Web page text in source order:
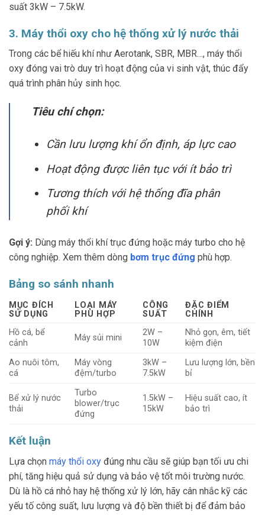
suất 3kW – 7.5kW.
3. Máy thổi oxy cho hệ thống xử lý nước thải
Trong các bể hiếu khí như Aerotank, SBR, MBR…, máy thổi
oxy đóng vai trò duy trì hoạt động của vi sinh vật, thúc đẩy
quá trình phân hủy sinh học.
Tiêu chí chọn:
Cần lưu lượng khí ổn định, áp lực cao
Hoạt động được liên tục với ít bảo trì
Tương thích với hệ thống đĩa phân
phối khí
Gợi ý: Dùng máy thổi khí trục đứng hoặc máy turbo cho hệ
công nghiệp. Xem thêm dòng bơm trục đứng phù hợp.
Bảng so sánh nhanh
MỤC ĐÍCH
SỬ DỤNG
LOẠI MÁY
PHÙ HỢP
CÔNG
SUẤT
ĐẶC ĐIỂM
CHÍNH
Hồ cá, bể
cảnh
Máy sủi mini
2W –
10W
Nhỏ gọn, êm, tiết
kiệm điện
Ao nuôi tôm,
cá
Máy vòng
đệm/turbo
3kW –
7.5kW
Lưu lượng lớn, bền
bỉ
Bể xử lý nước
thải
Turbo
blower/trục
đứng
1.5kW –
15kW
Hiệu suất cao, ít
bảo trì
Kết luận
Lựa chọn máy thổi oxy đúng nhu cầu sẽ giúp bạn tối ưu chi
phí, tăng hiệu quả sử dụng và bảo vệ tốt môi trường nước.
Dù là hồ cá nhỏ hay hệ thống xử lý lớn, hãy cân nhắc kỹ các
yếu tố công suất, lưu lượng và độ bền thiết bị để đảm bảo